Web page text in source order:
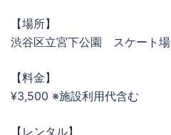
【場所】
渋谷区立宮下公園 スケート場
【料金】
¥3,500 ※施設利用代含む
【レンタル】